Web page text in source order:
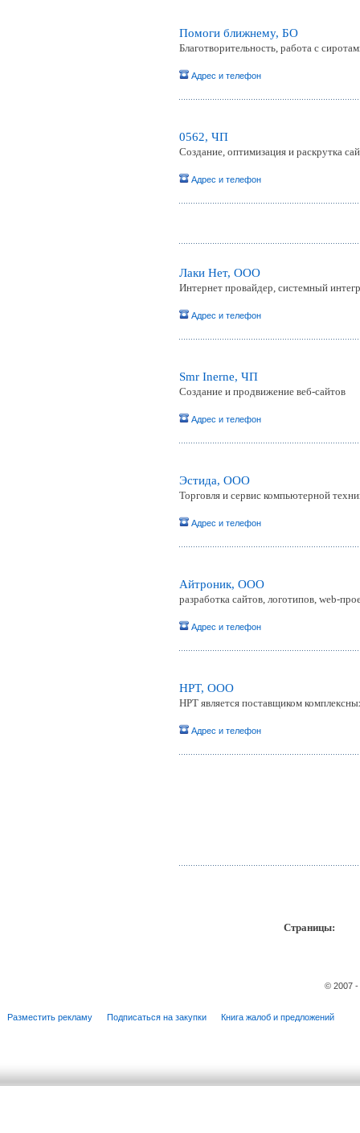
Помоги ближнему, БО
Благотворительность, работа с
Адрес и телефон
0562, ЧП
Создание, оптимизация и раскрутка
Адрес и телефон
Лаки Нет, ООО
Интернет провайдер, системный
Адрес и телефон
Smr Inerne, ЧП
Создание и продвижение веб-сайтов
Адрес и телефон
Эстида, ООО
Торговля и сервис компьютерной
Адрес и телефон
Айтроник, ООО
разработка сайтов, логотипов, web-
Адрес и телефон
HPT, ООО
HPT является поставщиком
Адрес и телефон
Страницы:
© 2007
Разместить рекламу Подписаться на закупки Книга жалоб и предложений